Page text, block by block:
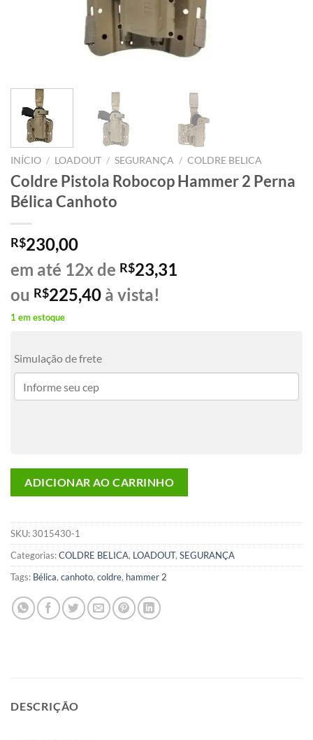
INÍCIO / LOADOUT / SEGURANÇA / COLDRE BELICA
Coldre Pistola Robocop Hammer 2 Perna
Bélica Canhoto
R$230,00
em até 12x de R$23,31
ou R$225,40 à vista!
1 em estoque
Simulação de frete
ADICIONAR AO CARRINHO
SKU: 3015430-1
Categorias:COLDRE BELICA, LOADOUT, SEGURANÇA
Tags: Bélica, canhoto, coldre, hammer 2
DESCRIÇÃO